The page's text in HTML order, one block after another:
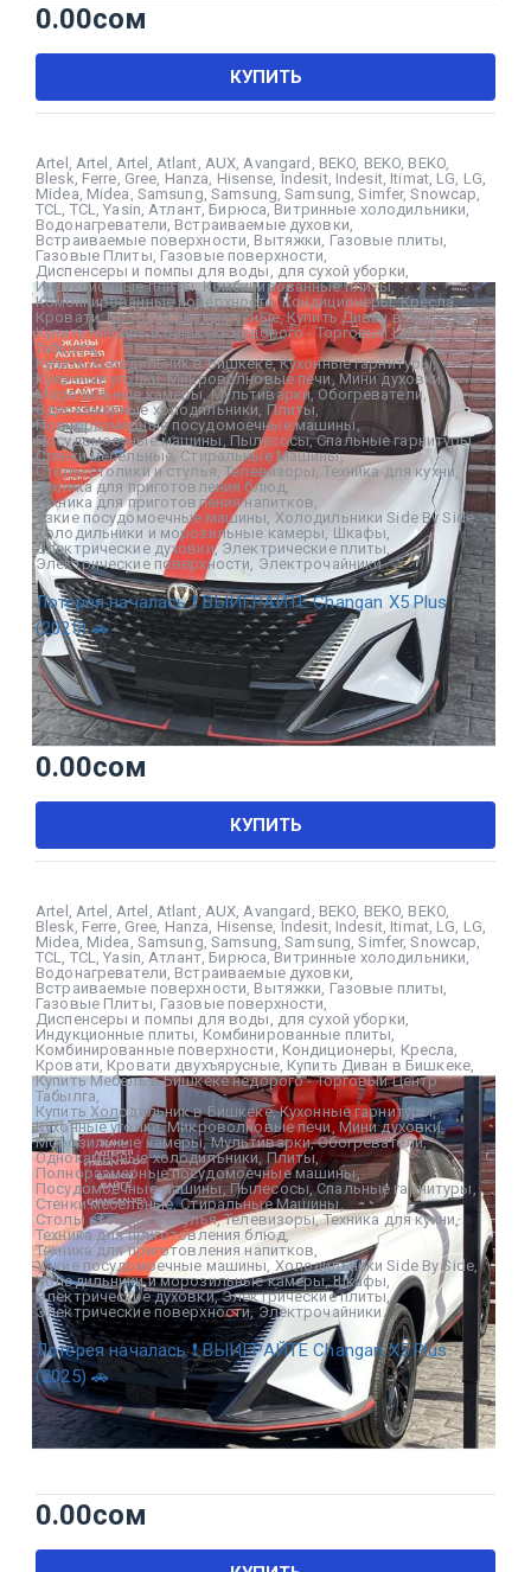
0.00сом
КУПИТЬ
Artel Artel Artel Atlant AUX Avangard BEKO BEKO BEKO,
Blesk Ferre Gree Hanza Hisense Indesit, Indesit, Itimat, LG LG
Midea Midea Samsung ,Samsung ,Samsung ,Simfer,Snowcap
TCL
TCL ,Yasin Атлант ,Бирюса ,Витринные холодильники ,
Водонагреватели Встраиваемые духовки
Встраиваемые поверхности Вытяжки Газовые плиты
Газовые Плиты Газовые поверхности
Диспенсеры и помпы для воды
для сухой уборки
Индукционные плиты,Комбинированные плиты,
Комбинированные поверхности,Кондиционеры,Кресла,
Кровати,Кровати двухъярусные,Купить Диван в Бишкеке,
Купить Мебель в Бишкеке недорого - Торговый Центр
Табылга,
Купить Холодильник в Бишкеке,Кухонные гарнитуры,
Кухонные уголки,Микроволновые печи , Мини духовки,
Морозильные камеры ,Мультиварки,Обогреватели ,
Однокамерные холодильники Плиты
Полноразмерные посудомоечные машины,
Посудомоечные машины Пылесосы,Спальные гарнитуры,
Стенки мебельные Стиральные Машины,
Столы столики и стулья ,Телевизоры Техника для кухни
Техника для приготовления блюд
Техника для приготовления напитков
Узкие посудомоечные машины Холодильники Side By Side,
Холодильники и морозильные камеры Шкафы
Электрические духовки,Электрические плиты ,
Электрические поверхности Электрочайники
Лотерея началась ❗ ВЫИГРАЙТЕ Changan X5 Plus
(2025) 🚗
0.00сом
КУПИТЬ
Artel Artel Artel Atlant AUX Avangard BEKO BEKO BEKO,
Blesk Ferre Gree Hanza Hisense Indesit, Indesit, Itimat, LG LG
Midea Midea Samsung ,Samsung ,Samsung ,Simfer,Snowcap
TCL
TCL ,Yasin Атлант ,Бирюса ,Витринные холодильники ,
Водонагреватели Встраиваемые духовки
Встраиваемые поверхности Вытяжки Газовые плиты
Газовые Плиты Газовые поверхности
Диспенсеры и помпы для воды
для сухой уборки
Индукционные плиты Комбинированные плиты
Комбинированные поверхности Кондиционеры Кресла
Кровати, Кровати двухъярусные, Купить Диван в Бишкеке,
Купить Мебель в Бишкеке недорого - Торговый Центр
Табылга
Купить Холодильник в Бишкеке,Кухонные гарнитуры,
Кухонные уголки,Микроволновые печи Мини духовки,
Морозильные камеры,Мультиварки,Обогреватели,
Однокамерные холодильники,Плиты
Полноразмерные посудомоечные машины,
Посудомоечные машины,Пылесосы ,Спальные гарнитуры ,
Стенки мебельные,Стиральные Машины
Столы столики и стулья,Телевизоры,Техника для кухни ,
Техника для приготовления блюд,
Техника для приготовления напитков
Узкие посудомоечные машины Холодильники Side By Side,
Холодильники и морозильные камеры,Шкафы
Электрические духовки,Электрические плиты ,
Электрические поверхности,Электрочайники
Лотерея началась ❗ ВЫИГРАЙТЕ Changan X5 Plus
(2025) 🚗
0.00сом